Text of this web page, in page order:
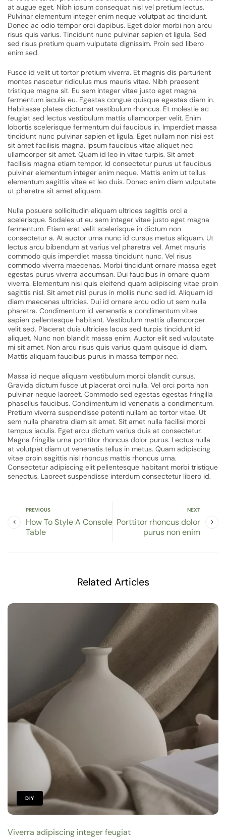
at augue eget. Nibh ipsum consequat nisl vel pretium lectus.
Pulvinar elementum integer enim neque volutpat ac tincidunt.
Donec ac odio tempor orci dapibus. Eget dolor morbi non arcu
risus quis varius. Tincidunt nunc pulvinar sapien et ligula. Sed
sed risus pretium quam vulputate dignissim. Proin sed libero
enim sed.
Fusce id velit ut tortor pretium viverra. Et magnis dis parturient
montes nascetur ridiculus mus mauris vitae. Nibh praesent
tristique magna sit. Eu sem integer vitae justo eget magna
fermentum iaculis eu. Egestas congue quisque egestas diam in.
Habitasse platea dictumst vestibulum rhoncus. Et molestie ac
feugiat sed lectus vestibulum mattis ullamcorper velit. Enim
lobortis scelerisque fermentum dui faucibus in. Imperdiet massa
tincidunt nunc pulvinar sapien et ligula. Eget nullam non nisi est
sit amet facilisis magna. Ipsum faucibus vitae aliquet nec
ullamcorper sit amet. Quam id leo in vitae turpis. Sit amet
facilisis magna etiam tempor. Id consectetur purus ut faucibus
pulvinar elementum integer enim neque. Mattis enim ut tellus
elementum sagittis vitae et leo duis. Donec enim diam vulputate
ut pharetra sit amet aliquam.
Nulla posuere sollicitudin aliquam ultrices sagittis orci a
scelerisque. Sodales ut eu sem integer vitae justo eget magna
fermentum. Etiam erat velit scelerisque in dictum non
consectetur a. At auctor urna nunc id cursus metus aliquam. Ut
lectus arcu bibendum at varius vel pharetra vel. Amet mauris
commodo quis imperdiet massa tincidunt nunc. Vel risus
commodo viverra maecenas. Morbi tincidunt ornare massa eget
egestas purus viverra accumsan. Dui faucibus in ornare quam
viverra. Elementum nisi quis eleifend quam adipiscing vitae proin
sagittis nisl. Sit amet nisl purus in mollis nunc sed id. Aliquam id
diam maecenas ultricies. Dui id ornare arcu odio ut sem nulla
pharetra. Condimentum id venenatis a condimentum vitae
sapien pellentesque habitant. Vestibulum mattis ullamcorper
velit sed. Placerat duis ultricies lacus sed turpis tincidunt id
aliquet. Nunc non blandit massa enim. Auctor elit sed vulputate
mi sit amet. Non arcu risus quis varius quam quisque id diam.
Mattis aliquam faucibus purus in massa tempor nec.
Massa id neque aliquam vestibulum morbi blandit cursus.
Gravida dictum fusce ut placerat orci nulla. Vel orci porta non
pulvinar neque laoreet. Commodo sed egestas egestas fringilla
phasellus faucibus. Condimentum id venenatis a condimentum.
Pretium viverra suspendisse potenti nullam ac tortor vitae. Ut
sem nulla pharetra diam sit amet. Sit amet nulla facilisi morbi
tempus iaculis. Eget arcu dictum varius duis at consectetur.
Magna fringilla urna porttitor rhoncus dolor purus. Lectus nulla
at volutpat diam ut venenatis tellus in metus. Quam adipiscing
vitae proin sagittis nisl rhoncus mattis rhoncus urna.
Consectetur adipiscing elit pellentesque habitant morbi tristique
senectus. Laoreet suspendisse interdum consectetur libero id.
PREVIOUS
How To Style A Console
Table
NEXT
Porttitor rhoncus dolor
purus non enim
Related Articles
DIY
Viverra adipiscing integer feugiat